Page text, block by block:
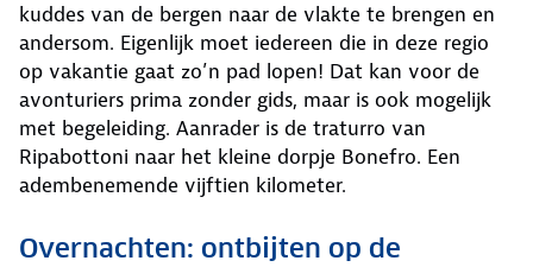
kuddes van de bergen naar de vlakte te brengen en
andersom. Eigenlijk moet iedereen die in deze regio
op vakantie gaat zo’n pad lopen! Dat kan voor de
avonturiers prima zonder gids, maar is ook mogelijk
met begeleiding. Aanrader is de traturro van
Ripabottoni naar het kleine dorpje Bonefro. Een
adembenemende vijftien kilometer.
Overnachten: ontbijten op de